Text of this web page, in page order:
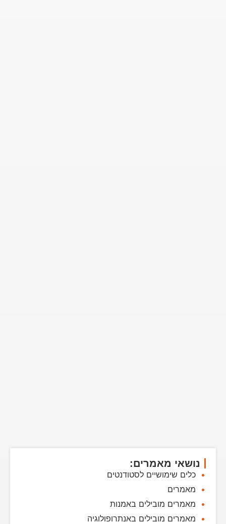
נושאי מאמרים:
כלים שימושיים לסטודנטים
מאמרים
מאמרים מובילים באמנות
מאמרים מובילים באנתרופולוגיה